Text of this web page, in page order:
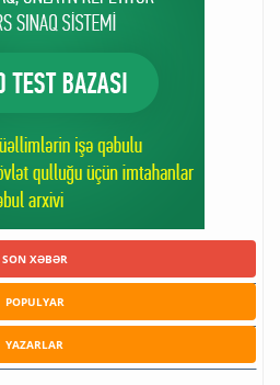
SON XƏBƏR
POPULYAR
YAZARLAR